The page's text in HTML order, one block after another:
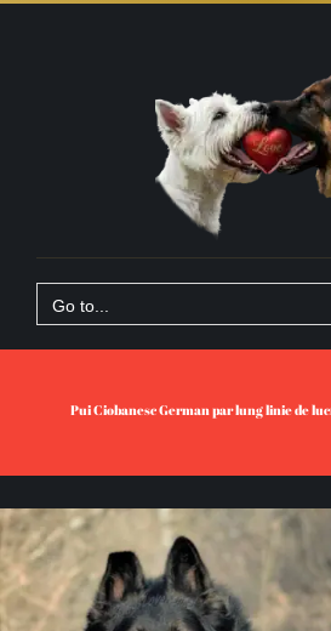
Go to...
Pui Ciobanesc German par lung linie de